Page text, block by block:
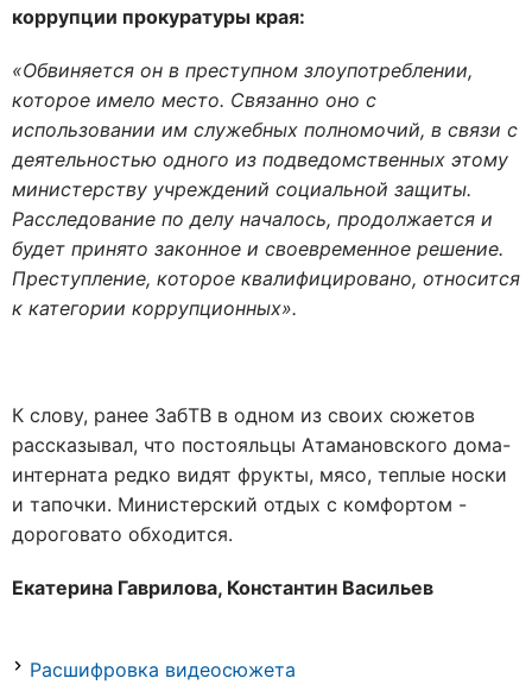
коррупции прокуратуры края:
«Обвиняется он в преступном злоупотреблении,
которое имело место. Связанно оно с
использовании им служебных полномочий, в связи с
деятельностью одного из подведомственных этому
министерству учреждений социальной защиты.
Расследование по делу началось, продолжается и
будет принято законное и своевременное решение.
Преступление, которое квалифицировано, относится
к категории коррупционных».
К слову, ранее ЗабТВ в одном из своих сюжетов
рассказывал, что постояльцы Атамановского дома-
интерната редко видят фрукты, мясо, теплые носки
и тапочки. Министерский отдых с комфортом -
дороговато обходится.
Екатерина Гаврилова, Константин Васильев
Расшифровка видеосюжета